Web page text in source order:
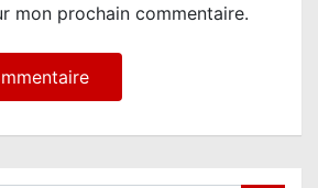
mon prochain commentaire.